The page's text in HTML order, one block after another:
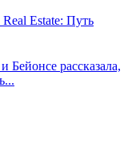
Estate: Путь
рассказала,